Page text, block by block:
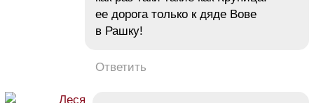
ее дорога только к дяде Вове
в Рашку!
Ответить